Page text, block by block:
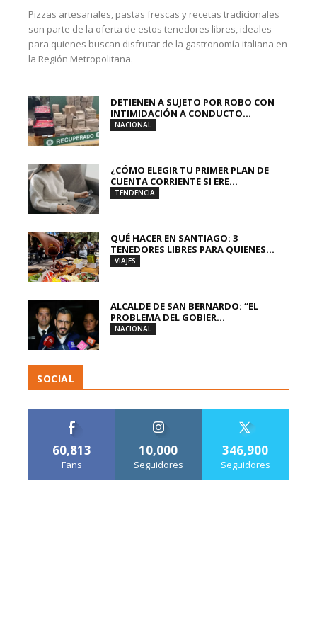
Pizzas artesanales, pastas frescas y recetas tradicionales
son parte de la oferta de estos tenedores libres, ideales
para quienes buscan disfrutar de la gastronomía italiana en
la Región Metropolitana.
DETIENEN A SUJETO POR ROBO CON
INTIMIDACIÓN A CONDUCTO...
NACIONAL
¿CÓMO ELEGIR TU PRIMER PLAN DE
CUENTA CORRIENTE SI ERE...
TENDENCIA
QUÉ HACER EN SANTIAGO: 3
TENEDORES LIBRES PARA QUIENES...
VIAJES
ALCALDE DE SAN BERNARDO: “EL
PROBLEMA DEL GOBIER...
NACIONAL
SOCIAL
60,813
Fans
10,000
Seguidores
346,900
Seguidores